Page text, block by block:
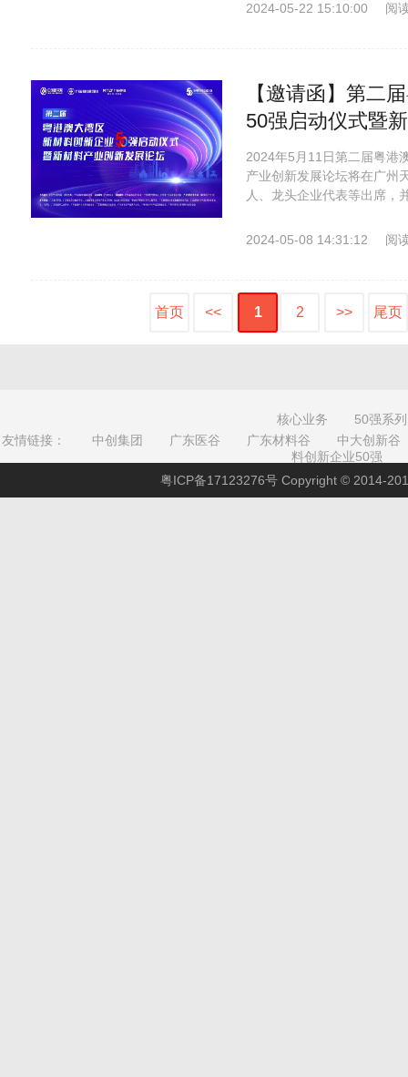
2024-05-22 15:10:00 阅
【邀请函】第二
50强启动仪式暨
2024年5月11日第二届粤港
产业创新发展论坛将在广州
人、龙头企业代表等出席，
2024-05-08 14:31:12 阅
首页 << 1 2 >> 尾页
核心业务
50强系列
友情链接：
中创集团 广东医谷 广东材料谷
中大创新谷
料创新企业50强
粤ICP备17123276号 Copyright © 2014-